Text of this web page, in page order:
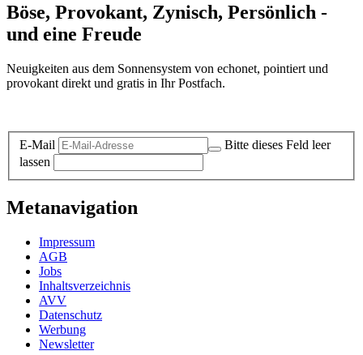
Böse, Provokant, Zynisch, Persönlich -
und eine Freude
Neuigkeiten aus dem Sonnensystem von echonet, pointiert und
provokant direkt und gratis in Ihr Postfach.
E-Mail
Bitte dieses Feld leer
lassen
Metanavigation
Impressum
AGB
Jobs
Inhaltsverzeichnis
AVV
Datenschutz
Werbung
Newsletter